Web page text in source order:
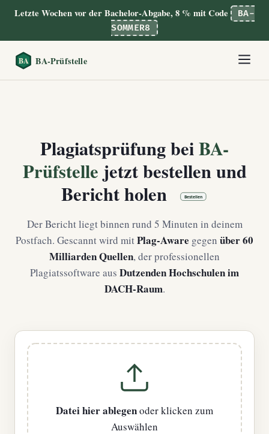
Letzte Wochen vor der Bachelor-Abgabe, 8 % mit Code
BA-
SOMMER8
Plagiatsprüfung beiBA-
Prüfstelle jetztbestellenund
Bericht holen
Der Bericht liegt binnen rund 5 Minuten in deinem
Postfach. Gescannt wird mitPlag-Aware gegen über 60
Milliarden Quellen, der professionellen
Plagiatssoftware aus Dutzenden Hochschulen im
DACH-Raum.
Datei hier ablegenoder klicken zum
Auswählen